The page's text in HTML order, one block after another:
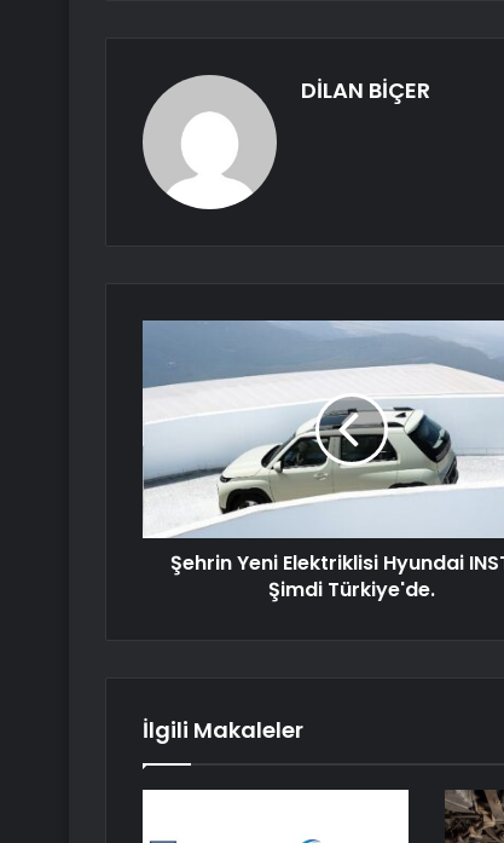
DİLAN BİÇER
Şehrin Yeni Elektriklisi Hyundai
Şimdi Türkiye'de.
İlgili Makaleler